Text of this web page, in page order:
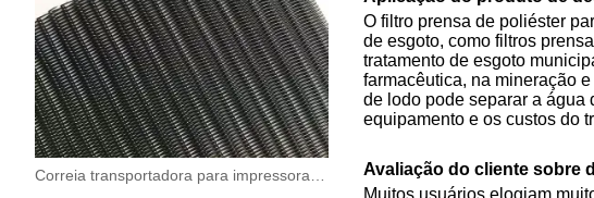
O filtro prensa de poliéster
de esgoto, como filtros
tratamento de esgoto
farmacêutica, na mineração
de lodo pode separar a água
equipamento e os custos do
Avaliação do cliente sobre
Muitos usuários elogiam